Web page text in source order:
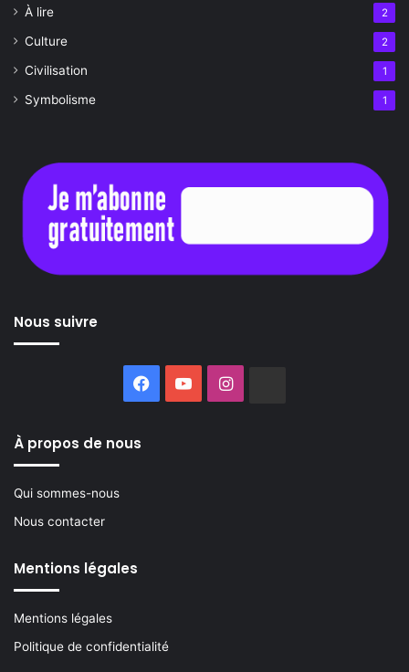
À lire 2
Culture 2
Civilisation 1
Symbolisme 1
Nous suivre
Facebook
YouTubeInstagram
À propos de nous
Qui sommes-nous
Nous contacter
Mentions légales
Mentions légales
Politique de confidentialité